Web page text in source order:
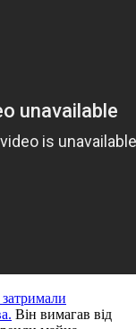
затримали
Він вимагав від